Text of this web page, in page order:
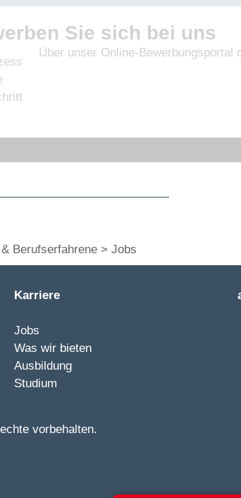
Sie sich bei uns
Über unser Online-Bewerbungsportal
Berufserfahrene Jobs
Karriere
Jobs
Was wir bieten
Ausbildung
Studium
vorbehalten.